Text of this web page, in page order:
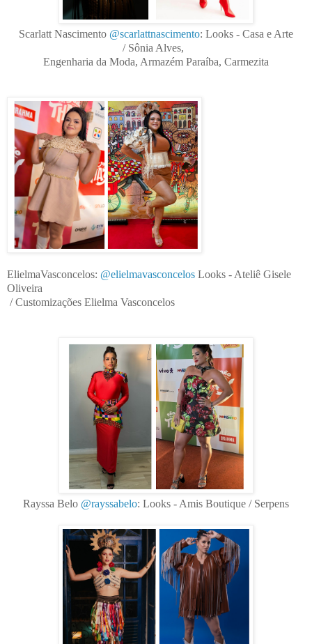
Scarlatt Nascimento @scarlattnascimento: Looks - Casa e Arte
/ Sônia Alves,
Engenharia da Moda, Armazém Paraíba, Carmezita
ElielmaVasconcelos: @elielmavasconcelos Looks - Ateliê Gisele
Oliveira
/ Customizações Elielma Vasconcelos
Rayssa Belo @rayssabelo: Looks - Amis Boutique / Serpens